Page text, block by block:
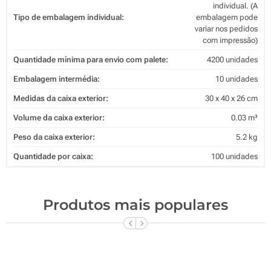
Tipo de embalagem individual:
individual. (A
embalagem pode
variar nos pedidos
com impressão)
Quantidade mínima para envio com palete: 4200 unidades
Embalagem intermédia: 10 unidades
Medidas da caixa exterior: 30 x 40 x 26 cm
Volume da caixa exterior: 0.03 m³
Peso da caixa exterior: 5.2 kg
Quantidade por caixa: 100 unidades
Produtos mais populares